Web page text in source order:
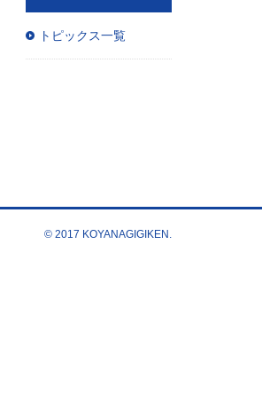
トピックス一覧
© 2017 KOYANAGIGIKEN.